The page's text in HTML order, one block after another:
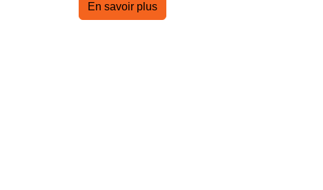
En savoir plus